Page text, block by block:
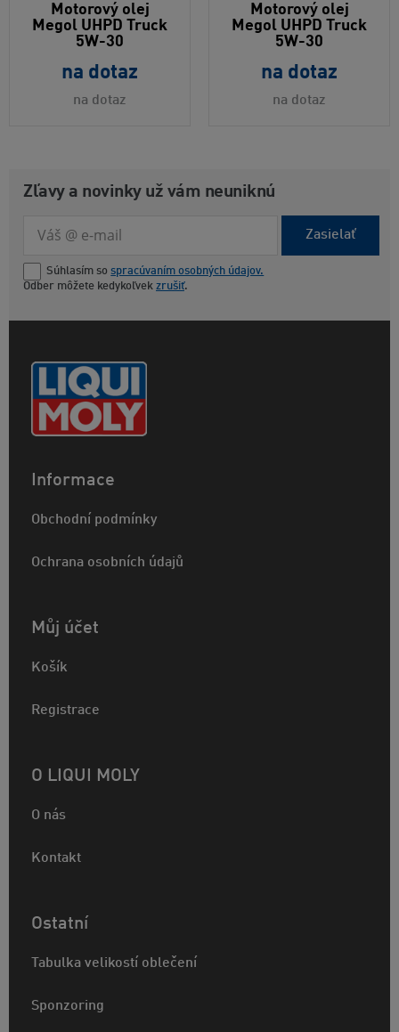
Motorový olej
Megol UHPD Truck
5W-30
na dotaz
na dotaz
Motorový olej
Megol UHPD Truck
5W-30
na dotaz
na dotaz
Zľavy a novinky už vám neuniknú
Zasielať
Súhlasím so spracúvaním osobných údajov.
Odber môžete kedykoľvek zrušiť.
Informace
Obchodní podmínky
Ochrana osobních údajů
Můj účet
Košík
Registrace
O LIQUI MOLY
O nás
Kontakt
Ostatní
Tabulka velikostí oblečení
Sponzoring